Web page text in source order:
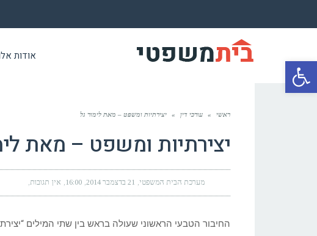
פתח סרגל נגישות אודות
ראשי » עורכי דין » יצירתיות ומשפט – מאת לימור גל
יצירתיות ומשפט – מאת
מערכת הבית המשפטי 21 בדצמבר 2014 16:00 אין תגובות